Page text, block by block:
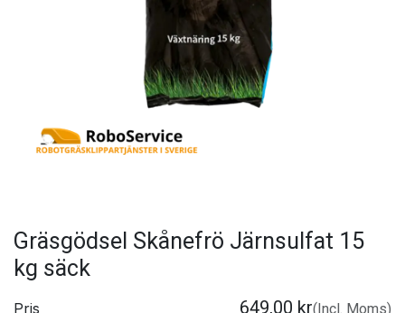
Gräsgödsel Skånefrö Järnsulfat 15
kg säck
Pris 649,00 kr(Incl. Moms)